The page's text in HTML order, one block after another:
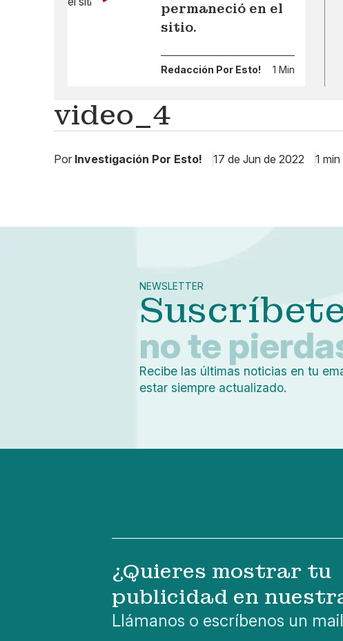
permaneció en el
sitio.
Redacción Por Esto! 1 Min
video_4
Por Investigación Por Esto! 17 de Jun de 2022 1 min
NEWSLETTER
no te
Recibe las últimas noticias en tu
estar siempre actualizado.
¿Quieres mostrar tu
publicidad en
Llámanos o escríbenos un mail